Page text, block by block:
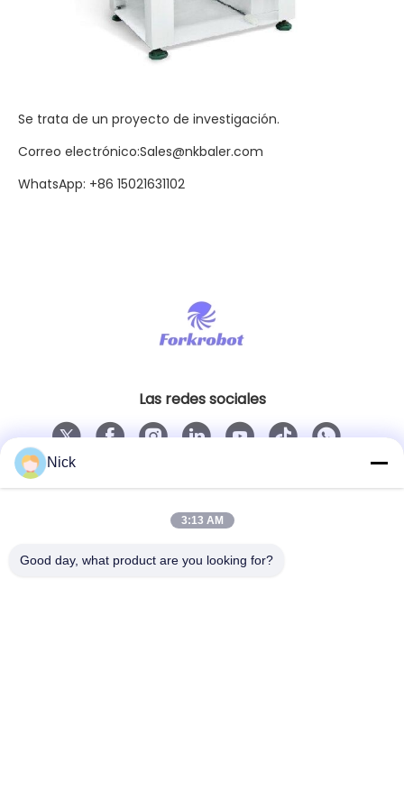
Se trata de un proyecto de investigación.
Correo electrónico:Sales@nkbaler.com
WhatsApp: +86 15021631102
Las redes sociales
El correo electrónico
Nick
3:13 AM
Good day, what product are you looking for?